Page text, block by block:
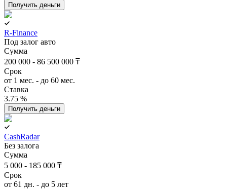
Получить деньги
R-Finance
Под залог авто
Сумма
200 000 - 86 500 000 ₸
Срок
от 1 мес. - до 60 мес.
Ставка
3.75 %
Получить деньги
CashRadar
Без залога
Сумма
5 000 - 185 000 ₸
Срок
от 61 дн. - до 5 лет